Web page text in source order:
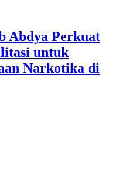
Abdya Perkuat
untuk
Narkotika di